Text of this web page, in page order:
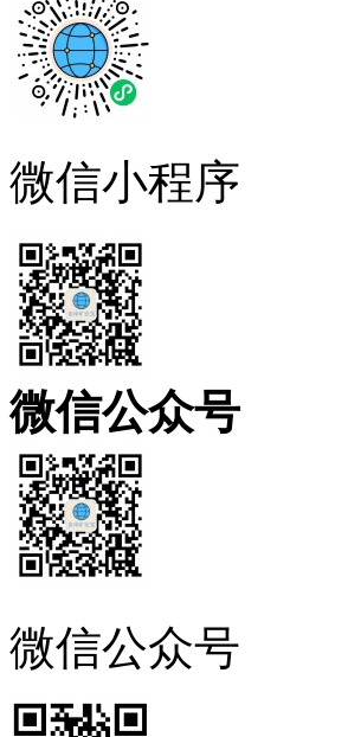
微信小程序
微信公众号
微信公众号